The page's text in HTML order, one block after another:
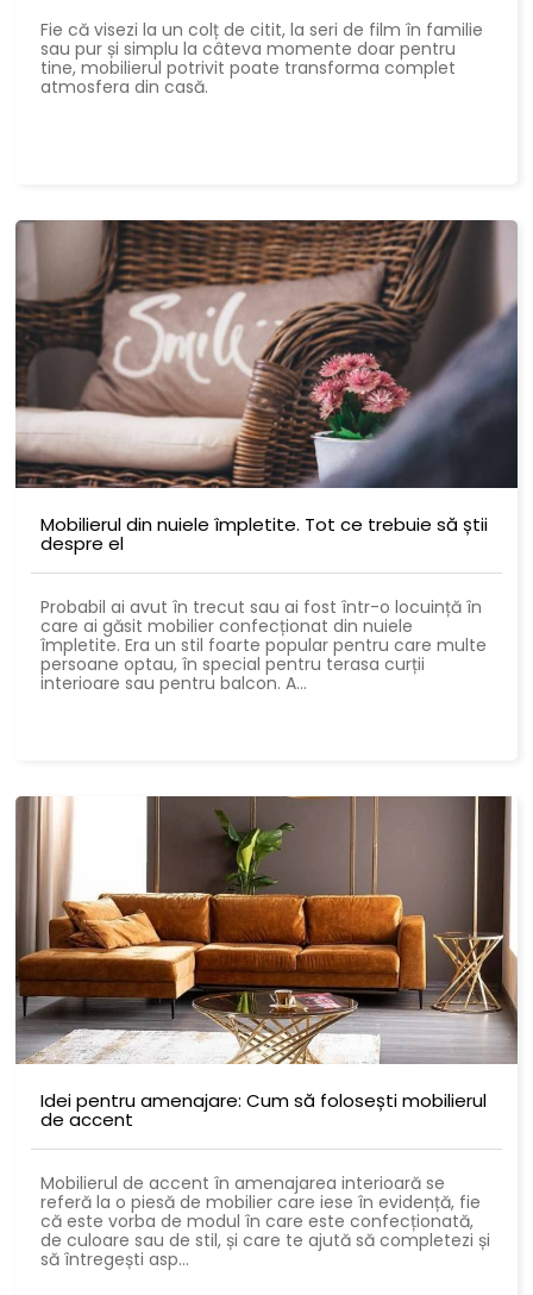
Fie că visezi la un colț de citit, la seri de film în familie
sau pur și simplu la câteva momente doar pentru
tine, mobilierul potrivit poate transforma complet
atmosfera din casă.
Mobilierul din nuiele împletite. Tot ce trebuie să știi
despre el
Probabil ai avut în trecut sau ai fost într-o locuință în
care ai găsit mobilier confecționat din nuiele
împletite. Era un stil foarte popular pentru care multe
persoane optau, în special pentru terasa curții
interioare sau pentru balcon. A...
Idei pentru amenajare: Cum să folosești mobilierul
de accent
Mobilierul de accent în amenajarea interioară se
referă la o piesă de mobilier care iese în evidență, fie
că este vorba de modul în care este confecționată,
de culoare sau de stil, și care te ajută să completezi și
să întregești asp...